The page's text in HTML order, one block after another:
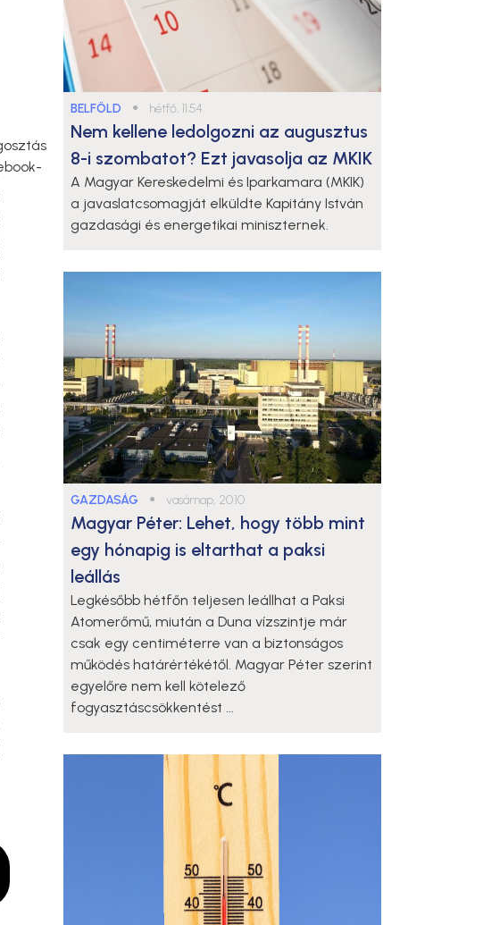
BELFÖLD ● hétfő, 11:54
Nem kellene ledolgozni az augusztus
8-i szombatot? Ezt javasolja az MKIK
A Magyar Kereskedelmi és Iparkamara (MKIK)
a javaslatcsomagját elküldte Kapitány István
gazdasági és energetikai miniszternek.
GAZDASÁG ● vasárnap, 20:10
Magyar Péter: Lehet, hogy több mint
egy hónapig is eltarthat a paksi
leállás
Legkésőbb hétfőn teljesen leállhat a Paksi
Atomerőmű, miután a Duna vízszintje már
csak egy centiméterre van a biztonságos
működés határértékétől. Magyar Péter szerint
egyelőre nem kell kötelező
fogyasztáscsökkentést ...